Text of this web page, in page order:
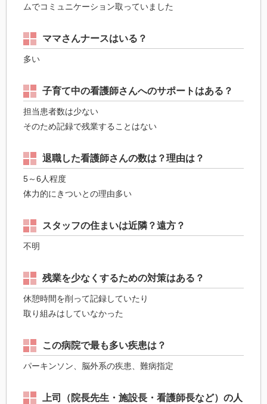
ムでコミュニケーション取っていました
ママさんナースはいる？
多い
子育て中の看護師さんへのサポートはある？
担当患者数は少ない
そのため記録で残業することはない
退職した看護師さんの数は？理由は？
5～6人程度
体力的にきついとの理由多い
スタッフの住まいは近隣？遠方？
不明
残業を少なくするための対策はある？
休憩時間を削って記録していたり
取り組みはしていなかった
この病院で最も多い疾患は？
パーキンソン、脳外系の疾患、難病指定
上司（院長先生・施設長・看護師長など）の人